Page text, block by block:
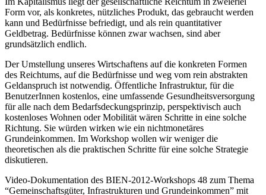
Form vor, als konkretes, nützliches Produkt, das gebraucht werden
kann und Bedürfnisse befriedigt, und als rein quantitativer
Geldbetrag. Bedürfnisse können zwar wachsen, sind aber
grundsätzlich endlich.
Der Umstellung unseres Wirtschaftens auf die konkreten Formen
des Reichtums, auf die Bedürfnisse und weg vom rein abstrakten
Geldanspruch ist notwendig. Öffentliche Infrastruktur, für die
BenutzerInnen kostenlos, eine umfassende Gesundheitsversorgung
für alle nach dem Bedarfsdeckungsprinzip, perspektivisch auch
kostenloses Wohnen oder Mobilität wären Schritte in eine solche
Richtung. Sie würden wirken wie ein nichtmonetäres
Grundeinkommen. Im Workshop wollen wir weniger die
theoretischen als die praktischen Schritte für eine solche Strategie
diskutieren.
Video-Dokumentation des BIEN-2012-Workshops 48 zum Thema
“Gemeinschaftsgüter, Infrastrukturen und Grundeinkommen” mit